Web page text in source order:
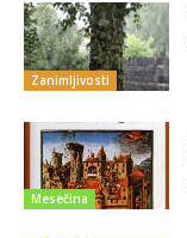
Zanimljivosti
Mesečina